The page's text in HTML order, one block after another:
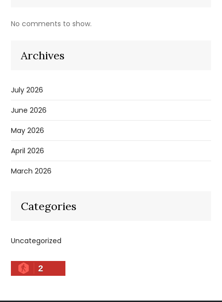
No comments to show.
Archives
July 2026
June 2026
May 2026
April 2026
March 2026
Categories
Uncategorized
2